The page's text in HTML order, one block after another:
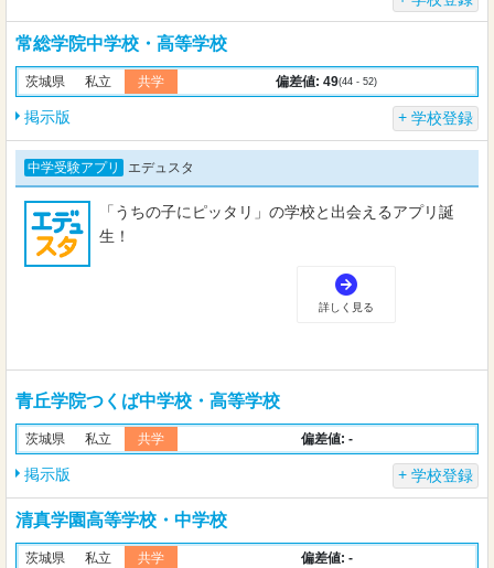
常総学院中学校・高等学校
茨城県 私立 共学 偏差値: 49(44 - 52)
掲示版 学校登録
青丘学院つくば中学校・高等学校
茨城県 私立 共学 偏差値: -
掲示版 学校登録
清真学園高等学校・中学校
茨城県 私立 共学 偏差値: -